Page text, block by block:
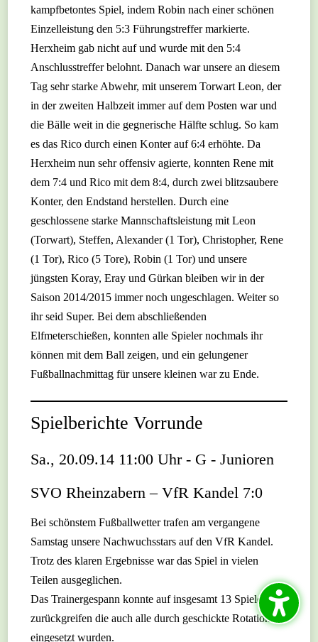
kampfbetontes Spiel, indem Robin nach einer schönen
Einzelleistung den 5:3 Führungstreffer markierte.
Herxheim gab nicht auf und wurde mit den 5:4
Anschlusstreffer belohnt. Danach war unsere an diesem
Tag sehr starke Abwehr, mit unserem Torwart Leon, der
in der zweiten Halbzeit immer auf dem Posten war und
die Bälle weit in die gegnerische Hälfte schlug. So kam
es das Rico durch einen Konter auf 6:4 erhöhte. Da
Herxheim nun sehr offensiv agierte, konnten Rene mit
dem 7:4 und Rico mit dem 8:4, durch zwei blitzsaubere
Konter, den Endstand herstellen. Durch eine
geschlossene starke Mannschaftsleistung mit Leon
(Torwart), Steffen, Alexander (1 Tor), Christopher, Rene
(1 Tor), Rico (5 Tore), Robin (1 Tor) und unsere
jüngsten Koray, Eray und Gürkan bleiben wir in der
Saison 2014/2015 immer noch ungeschlagen. Weiter so
ihr seid Super. Bei dem abschließenden
Elfmeterschießen, konnten alle Spieler nochmals ihr
können mit dem Ball zeigen, und ein gelungener
Fußballnachmittag für unsere kleinen war zu Ende.
Spielberichte Vorrunde
Sa., 20.09.14 11:00 Uhr - G - Junioren
SVO Rheinzabern – VfR Kandel 7:0
Bei schönstem Fußballwetter trafen am vergangene
Samstag unsere Nachwuchsstars auf den VfR Kandel.
Trotz des klaren Ergebnisse war das Spiel in vielen
Teilen ausgeglichen.
Das Trainergespann konnte auf insgesamt 13 Spieler
zurückgreifen die auch alle durch geschickte Rotation
eingesetzt wurden.